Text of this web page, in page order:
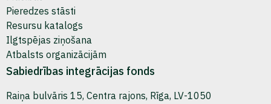
Pieredzes stāsti
Resursu katalogs
Ilgtspējas ziņošana
Atbalsts organizācijām
Sabiedrības integrācijas fonds
Raiņa bulvāris 15, Centra rajons, Rīga, LV-1050